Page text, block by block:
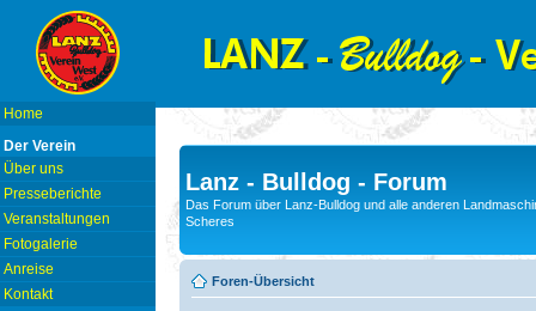
Home
Der Verein
Über uns
Presseberichte
Veranstaltungen
Fotogalerie
Anreise
Kontakt
Lanz - Bulldog - Forum
Das Forum über Lanz-Bulldog und alle anderen
Scheres
Foren-Übersicht